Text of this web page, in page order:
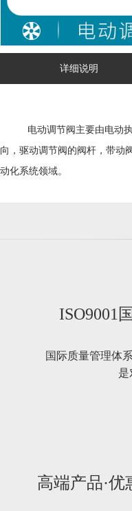
详细说明
电动调节阀主要由电动执行
向，驱动调节阀的阀杆，带动
动化系统领域。
ISO9001
国际质量管理体
是
高端产品·优